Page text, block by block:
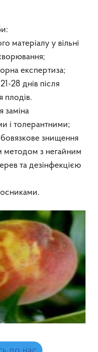
матеріалу у вільні
експертиза;
28 днів після
плодів.
заміна
і толерантними;
знищення
з негайним
та дезінфекцією